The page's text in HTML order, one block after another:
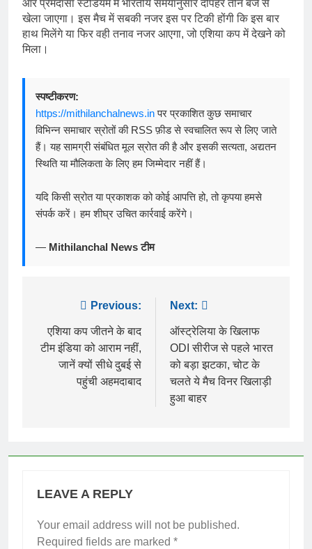
आर प्रेमदासा स्‍टेडियम में भारतीय समयानुसार दोपहर तीन बजे से
खेला जाएगा। इस मैच में सबकी नजर इस पर टिकी होंगी कि इस बार
हाथ मिलेंगे या फिर वही तनाव नजर आएगा, जो एशिया कप में देखने को
मिला।
स्पष्टीकरण:
https://mithilanchalnews.inपर प्रकाशित कुछ समाचार
विभिन्न समाचार स्रोतों की RSS फ़ीड से स्वचालित रूप से लिए जाते
हैं। यह सामग्री संबंधित मूल स्रोत की है और इसकी सत्यता, अद्यतन
स्थिति या मौलिकता के लिए हम जिम्मेदार नहीं हैं।
यदि किसी स्रोत या प्रकाशक को कोई आपत्ति हो, तो कृपया हमसे
संपर्क करें। हम शीघ्र उचित कार्रवाई करेंगे।
— Mithilanchal News टीम
navigation
Previous:
एशिया कप जीतने के बाद
टीम इंडिया को आराम नहीं,
जानें क्यों सीधे दुबई से
पहुंची अहमदाबाद
Next:
ऑस्ट्रेलिया के खिलाफ
ODI सीरीज से पहले भारत
को बड़ा झटका, चोट के
चलते ये मैच विनर खिलाड़ी
हुआ बाहर
LEAVE A REPLY
Your email address will not be published.
Required fields are marked *